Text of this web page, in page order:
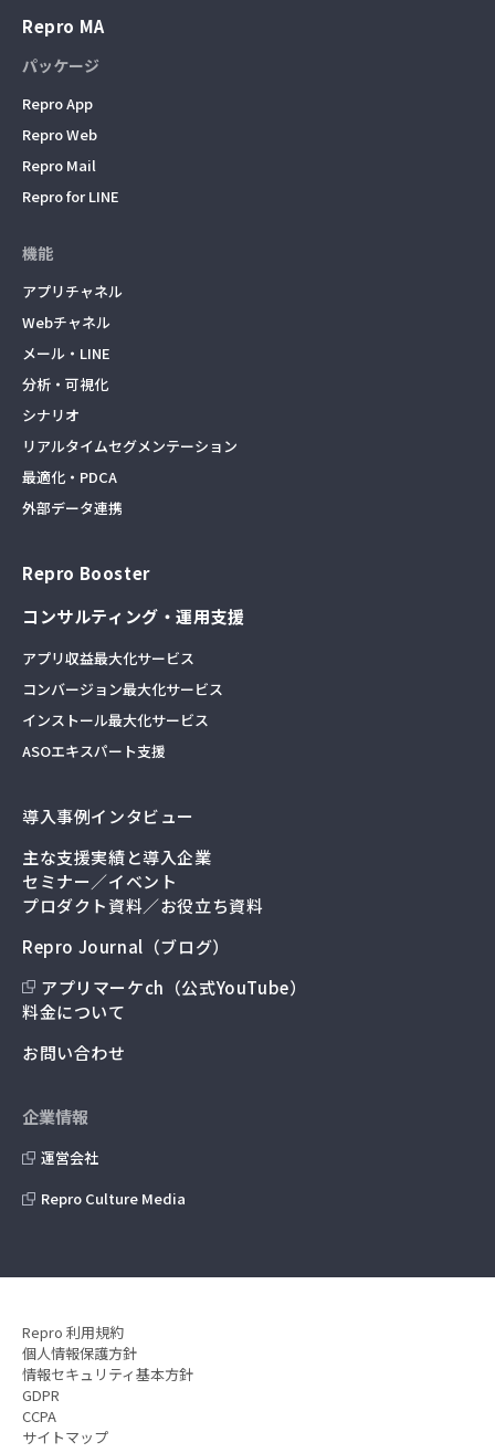
Repro MA
パッケージ
Repro App
Repro Web
Repro Mail
Repro for LINE
機能
アプリチャネル
Webチャネル
メール・LINE
分析・可視化
シナリオ
リアルタイムセグメンテーション
最適化・PDCA
外部データ連携
Repro Booster
コンサルティング・運用支援
アプリ収益最大化サービス
コンバージョン最大化サービス
インストール最大化サービス
ASOエキスパート支援
導入事例インタビュー
主な支援実績と導入企業
セミナー／イベント
プロダクト資料／お役立ち資料
Repro Journal（ブログ）
アプリマーケch（公式YouTube）
料金について
お問い合わせ
企業情報
運営会社
Repro Culture Media
Repro 利用規約
個人情報保護方針
情報セキュリティ基本方針
GDPR
CCPA
サイトマップ